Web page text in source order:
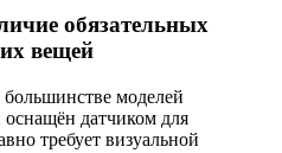
обязательных
вещей
моделей
датчиком для
требует визуальной